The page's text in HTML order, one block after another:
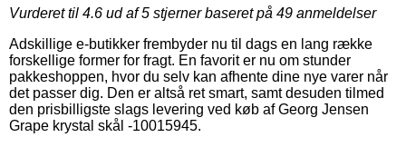
Vurderet til 4.6 ud af 5 stjerner baseret på 49 anmeldelser
Adskillige e-butikker frembyder nu til dags en lang række
forskellige former for fragt. En favorit er nu om stunder
pakkeshoppen, hvor du selv kan afhente dine nye varer når
det passer dig. Den er altså ret smart, samt desuden tilmed
den prisbilligste slags levering ved køb af Georg Jensen
Grape krystal skål -10015945.